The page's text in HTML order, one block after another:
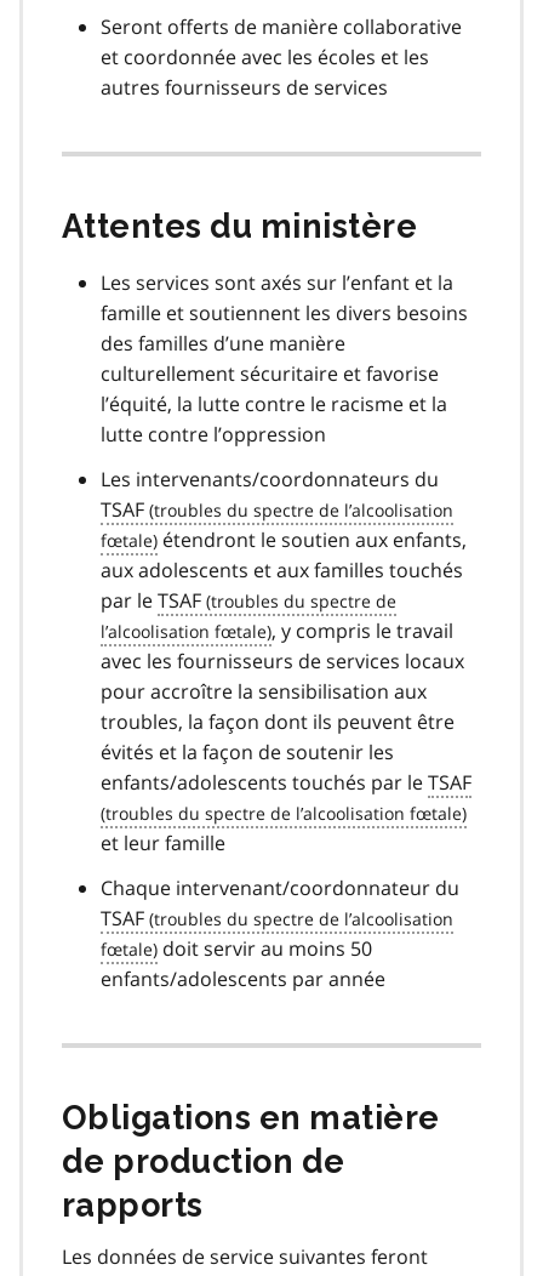
Seront offerts de manière collaborative
et coordonnée avec les écoles et les
autres fournisseurs de services
Attentes du ministère
Les services sont axés sur l’enfant et la
famille et soutiennent les divers besoins
des familles d’une manière
culturellement sécuritaire et favorise
l’équité, la lutte contre le racisme et la
lutte contre l’oppression
Les intervenants/coordonnateurs du
TSAF
étendront le soutien aux enfants,
aux adolescents et aux familles touchés
par leTSAF
, y compris le travail
avec les fournisseurs de services locaux
pour accroître la sensibilisation aux
troubles, la façon dont ils peuvent être
évités et la façon de soutenir les
enfants/adolescents touchés par leTSAF
et leur famille
Chaque intervenant/coordonnateur du
TSAF
doit servir au moins 50
enfants/adolescents par année
Obligations en matière
de production de
rapports
Les données de service suivantes feront